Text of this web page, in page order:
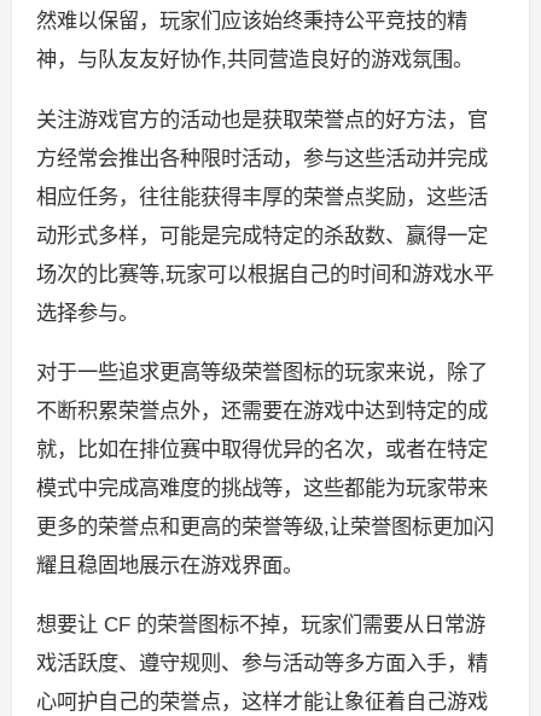
然难以保留，玩家们应该始终秉持公平竞技的精
神，与队友友好协作,共同营造良好的游戏氛围。
关注游戏官方的活动也是获取荣誉点的好方法，官
方经常会推出各种限时活动，参与这些活动并完成
相应任务，往往能获得丰厚的荣誉点奖励，这些活
动形式多样，可能是完成特定的杀敌数、赢得一定
场次的比赛等,玩家可以根据自己的时间和游戏水平
选择参与。
对于一些追求更高等级荣誉图标的玩家来说，除了
不断积累荣誉点外，还需要在游戏中达到特定的成
就，比如在排位赛中取得优异的名次，或者在特定
模式中完成高难度的挑战等，这些都能为玩家带来
更多的荣誉点和更高的荣誉等级,让荣誉图标更加闪
耀且稳固地展示在游戏界面。
想要让 CF 的荣誉图标不掉，玩家们需要从日常游
戏活跃度、遵守规则、参与活动等多方面入手，精
心呵护自己的荣誉点，这样才能让象征着自己游戏